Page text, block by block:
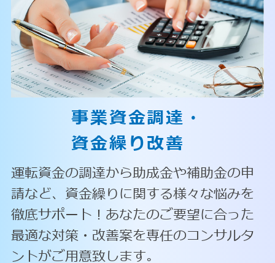
事業資金調達・
資金繰り改善
運転資金の調達から助成金や補助金の申
請など、資金繰りに関する様々な悩みを
徹底サポート！あなたのご要望に合った
最適な対策・改善案を専任のコンサルタ
ントがご用意致します。